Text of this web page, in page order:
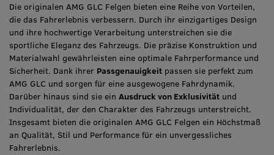
Die originalen AMG GLC Felgen bieten eine Reihe von Vorteilen,
die das Fahrerlebnis verbessern. Durch ihr einzigartiges Design
und ihre hochwertige Verarbeitung unterstreichen sie die
sportliche Eleganz des Fahrzeugs. Die präzise Konstruktion und
Materialwahl gewährleisten eine optimale Fahrperformance und
Sicherheit. Dank ihrer Passgenauigkeit passen sie perfekt zum
AMG GLC und sorgen für eine ausgewogene Fahrdynamik.
Darüber hinaus sind sie ein Ausdruck von Exklusivität und
Individualität, der den Charakter des Fahrzeugs unterstreicht.
Insgesamt bieten die originalen AMG GLC Felgen ein Höchstmaß
an Qualität, Stil und Performance für ein unvergessliches
Fahrerlebnis.